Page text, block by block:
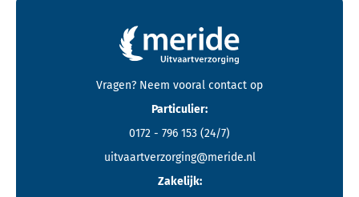
Contactgegevens en footer menu van Meride
Vragen? Neem vooral contact op
Particulier:
0172 - 796 153 (24/7)
uitvaartverzorging@meride.nl
Zakelijk: